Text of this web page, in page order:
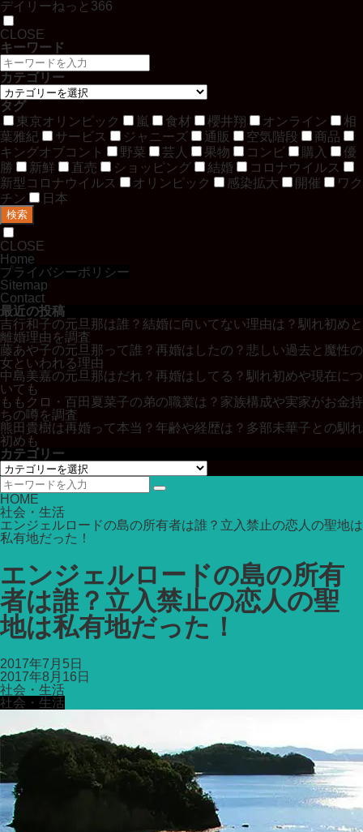
デイリーねっと366
CLOSE
キーワード
カテゴリー
タグ
東京オリンピック
嵐 食材 櫻井翔 オンライン
相
葉雅紀
サービス ジャニーズ 通販 空気階段
商品
キングオブコント
野菜 芸人 果物 コンビ 購入
優
勝
新鮮 直売 ショッピング 結婚
コロナウイルス
新型コロナウイルス
オリンピック 感染拡大 開催
ワク
チン
日本
検索
CLOSE
Home
プライバシーポリシー
Sitemap
Contact
最近の投稿
吉行和子の元旦那は誰？結婚に向いてない理由は？馴れ初めと
離婚理由を調査
藤あや子の元旦那って誰？再婚はしたの？悲しい過去と魔性の
女といわれる理由
中島美嘉の元旦那はだれ？再婚はしてる？馴れ初めや現在につ
いても
ももクロ・百田夏菜子の弟の職業は？家族構成や実家がお金持
ちの噂を調査
熊田貴樹は再婚って本当？年齢や経歴は？多部未華子との馴れ
初めも
カテゴリー
カ
テ
ゴ
リ
ー
HOME
社会・生活
エンジェルロードの島の所有者は誰？立入禁止の恋人の聖地は
私有地だった！
エンジェルロードの島の所有
者は誰？立入禁止の恋人の聖
地は私有地だった！
2017年7月5日
2017年8月16日
社会・生活
社会・生活